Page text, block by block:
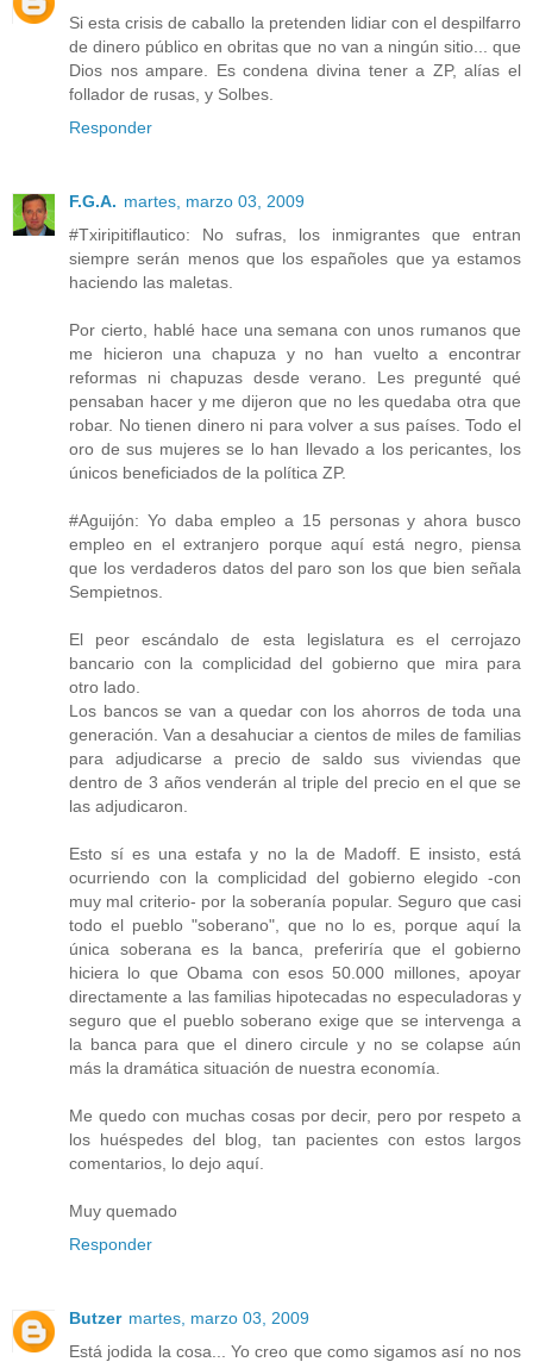
Si esta crisis de caballo la pretenden lidiar con el despilfarro
de dinero público en obritas que no van a ningún sitio... que
Dios nos ampare. Es condena divina tener a ZP, alías el
follador de rusas, y Solbes.
Responder
F.G.A. martes, marzo 03, 2009
#Txiripitiflautico: No sufras, los inmigrantes que entran
siempre serán menos que los españoles que ya estamos
haciendo las maletas.
Por cierto, hablé hace una semana con unos rumanos que
me hicieron una chapuza y no han vuelto a encontrar
reformas ni chapuzas desde verano. Les pregunté qué
pensaban hacer y me dijeron que no les quedaba otra que
robar. No tienen dinero ni para volver a sus países. Todo el
oro de sus mujeres se lo han llevado a los pericantes, los
únicos beneficiados de la política ZP.
#Aguijón: Yo daba empleo a 15 personas y ahora busco
empleo en el extranjero porque aquí está negro, piensa
que los verdaderos datos del paro son los que bien señala
Sempietnos.
El peor escándalo de esta legislatura es el cerrojazo
bancario con la complicidad del gobierno que mira para
otro lado.
Los bancos se van a quedar con los ahorros de toda una
generación. Van a desahuciar a cientos de miles de familias
para adjudicarse a precio de saldo sus viviendas que
dentro de 3 años venderán al triple del precio en el que se
las adjudicaron.
Esto sí es una estafa y no la de Madoff. E insisto, está
ocurriendo con la complicidad del gobierno elegido -con
muy mal criterio- por la soberanía popular. Seguro que casi
todo el pueblo "soberano", que no lo es, porque aquí la
única soberana es la banca, preferiría que el gobierno
hiciera lo que Obama con esos 50.000 millones, apoyar
directamente a las familias hipotecadas no especuladoras y
seguro que el pueblo soberano exige que se intervenga a
la banca para que el dinero circule y no se colapse aún
más la dramática situación de nuestra economía.
Me quedo con muchas cosas por decir, pero por respeto a
los huéspedes del blog, tan pacientes con estos largos
comentarios, lo dejo aquí.
Muy quemado
Responder
Butzer martes, marzo 03, 2009
Está jodida la cosa... Yo creo que como sigamos así no nos